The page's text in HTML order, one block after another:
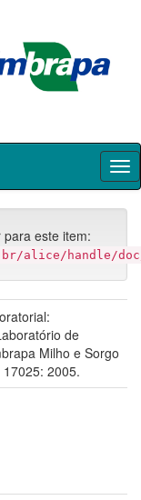
este item:
alice/handle/
de
Milho e Sorgo
2005.